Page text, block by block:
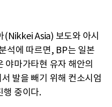
Asia) 보도와 아시
석에 따르면, BP는 일본
야마가타현 유자 해안의
발을 빼기 위해 컨소시엄
행 중이다.